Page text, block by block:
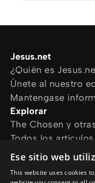
Jesus.net
¿Quién es
Únete al nuestro
Mantengase
Explorar
The Chosen y
Todos los artículos
Cursos online
¿Cómo podemos
Ese sitio web
This website uses cookies